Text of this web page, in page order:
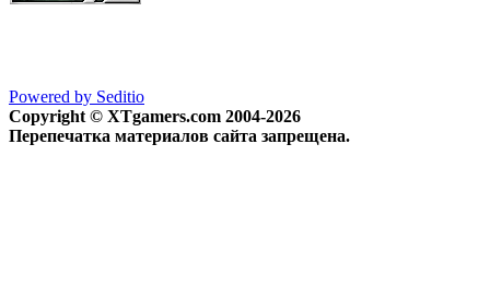
Powered by Seditio
Copyright © XTgamers.com 2004-2026
Перепечатка материалов сайта запрещена.